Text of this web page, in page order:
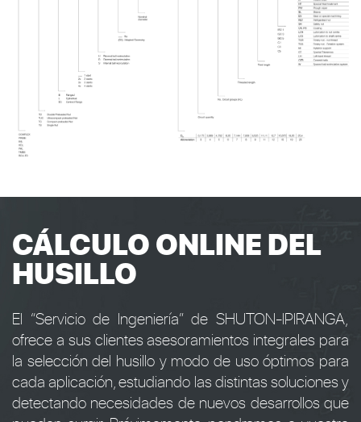
CÁLCULO ONLINE DEL
HUSILLO
El “Servicio de Ingeniería” de SHUTON-IPIRANGA,
ofrece a sus clientes asesoramientos integrales para
la selección del husillo y modo de uso óptimos para
cada aplicación, estudiando las distintas soluciones y
detectando necesidades de nuevos desarrollos que